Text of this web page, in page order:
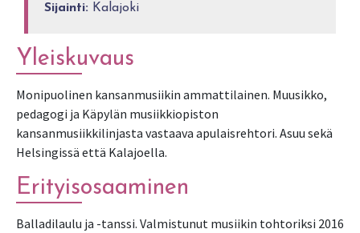
Sijainti: Kalajoki
Yleiskuvaus
Monipuolinen kansanmusiikin ammattilainen. Muusikko,
pedagogi ja Käpylän musiikkiopiston
kansanmusiikkilinjasta vastaava apulaisrehtori. Asuu sekä
Helsingissä että Kalajoella.
Erityisosaaminen
Balladilaulu ja -tanssi. Valmistunut musiikin tohtoriksi 2016